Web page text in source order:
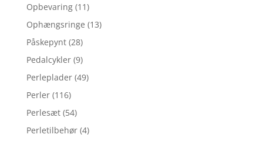
Opbevaring (11)
Ophængsringe (13)
Påskepynt (28)
Pedalcykler (9)
Perleplader (49)
Perler (116)
Perlesæt (54)
Perletilbehør (4)